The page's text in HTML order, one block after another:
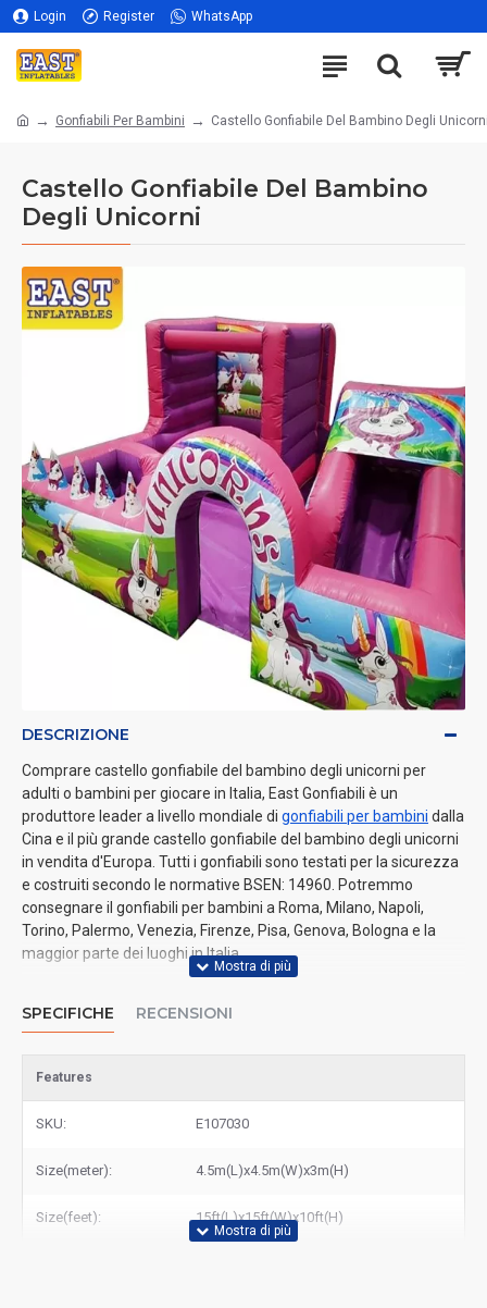
Login Register WhatsApp
Gonfiabili Per Bambini Castello Gonfiabile Del Bambino Degli
Castello Gonfiabile Del Bambino
Degli Unicorni
DESCRIZIONE
Comprare castello gonfiabile del bambino degli unicorni per
adulti o bambini per giocare in Italia, East Gonfiabili è un
produttore leader a livello mondiale di gonfiabili per bambini dalla
Cina e il più grande castello gonfiabile del bambino degli unicorni
in vendita d'Europa. Tutti i gonfiabili sono testati per la sicurezza
e costruiti secondo le normative BSEN: 14960. Potremmo
consegnare il gonfiabili per bambini a Roma, Milano, Napoli,
Torino, Palermo, Venezia, Firenze, Pisa, Genova, Bologna e la
maggior parte dei luoghi in Italia.
SPECIFICHE RECENSIONI
Features
SKU: E107030
Size(meter): 4.5m(L)x4.5m(W)x3m(H)
Size(feet): 15ft(L)x15ft(W)x10ft(H)